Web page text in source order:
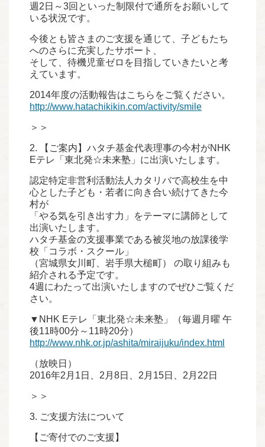
週2日～3回といった制限付で通所をお願いして
いる状況です。
今後とも皆さまのご支援を通じて、子どもたち
へのさらに充実したサポート、
そして、待機児童ゼロを目指していきたいと考
えています。
2014年度の活動報告はこちらをご覧ください。
http://www.hatachikikin.com/activity/smile
＞＞
2. 【ご案内】ハタチ基金代表理事の今村がNHK
Eテレ「東北発☆未来塾」に出演いたします。
認定特定非営利活動法人カタリバで高校生を中
心とした子ども・若者に向き合い続けてきた今
村が
「やる気を引き出す力」をテーマに講師として
出演いたします。
ハタチ基金の支援事業である被災地の放課後学
校「コラボ・スクール」
（宮城県女川町、岩手県大槌町） の取り組みも
紹介される予定です。
4週にわたって出演いたしますのでぜひご覧くだ
さい。
▼NHK Eテレ「東北発☆未来塾」（毎週月曜 午
後11時00分～11時20分）
http://www.nhk.or.jp/ashita/miraijuku/index.html
（放映日）
2016年2月1日、2月8日、2月15日、2月22日
＞＞
3. ご支援方法について
【ご寄付でのご支援】